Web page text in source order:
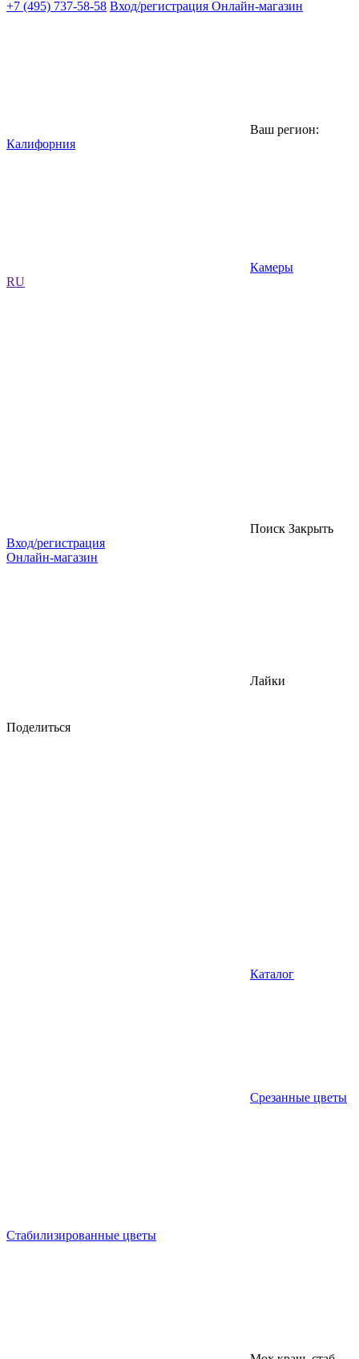
+7 (495) 737-58-58 Вход/регистрация Онлайн-магазин
Ваш регион:
Калифорния
Камеры
RU
Поиск Закрыть
Вход/регистрация
Онлайн-магазин
Лайки
Поделиться
Каталог
Срезанные цветы
Стабилизированные цветы